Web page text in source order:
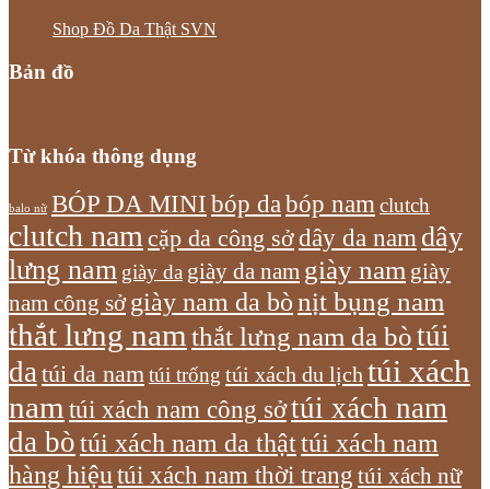
Shop Đồ Da Thật SVN
Bản đồ
Từ khóa thông dụng
balo nữ BÓP DA MINI bóp dabóp nam clutch
clutch nam cặp da công sởdây da nam dây
lưng nam giày da giày da nam giày nam giày
nam công sở giày nam da bònịt bụng nam
thắt lưng nam thắt lưng nam da bòtúi
datúi da namtúi trống túi xách du lịch túi xách
nam túi xách nam công sởtúi xách nam
da bòtúi xách nam da thậttúi xách nam
hàng hiệu túi xách nam thời trang túi xách nữ